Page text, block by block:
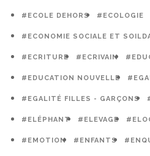
#ECOLE DEHORS #ECOLOGIE
#ECONOMIE SOCIALE ET
#ECRITURE #ECRIVAIN
#EDUCATION NOUVELLE
#EGALITÉ FILLES - GARÇONS
#ELÉPHANT #ELEVAGE
#EMOTION #ENFANTS